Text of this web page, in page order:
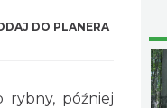
DO PLANERA
rybny, później